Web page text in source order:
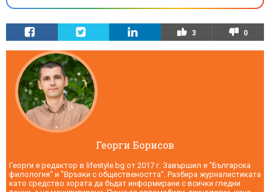
3 0
Георги Борисов
Георги е редактор в lifestyle.bg от 2017 г. Завършил е "Българска
филология" и "Връзки с обществеността". Разбира журналистиката
като средство хората да бъдат информирани с всички гледни